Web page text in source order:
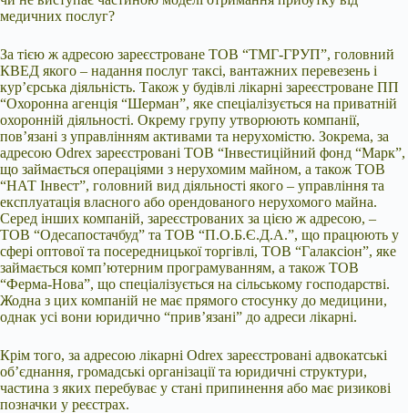
медичних послуг?
За тією ж адресою зареєстроване ТОВ “ТМГ-ГРУП”, головний
КВЕД якого – надання послуг таксі, вантажних перевезень і
кур’єрська діяльність. Також у будівлі лікарні зареєстроване ПП
“Охоронна агенція “Шерман”, яке спеціалізується на приватній
охоронній діяльності. Окрему групу утворюють компанії,
пов’язані з управлінням активами та нерухомістю. Зокрема, за
адресою Odrex зареєстровані ТОВ “Інвестиційний фонд “Марк”,
що займається операціями з нерухомим майном, а також ТОВ
“НАТ Інвест”, головний вид діяльності якого – управління та
експлуатація власного або орендованого нерухомого майна.
Серед інших компаній, зареєстрованих за цією ж адресою, –
ТОВ “Одесапостачбуд” та ТОВ “П.О.Б.Є.Д.А.”, що працюють у
сфері оптової та посередницької торгівлі, ТОВ “Галаксіон”, яке
займається комп’ютерним програмуванням, а також ТОВ
“Ферма-Нова”, що спеціалізується на сільському господарстві.
Жодна з цих компаній не має прямого стосунку до медицини,
однак усі вони юридично “прив’язані” до адреси лікарні.
Крім того, за адресою лікарні Odrex зареєстровані адвокатські
об’єднання, громадські організації та юридичні структури,
частина з яких перебуває у стані припинення або має ризикові
позначки у реєстрах.